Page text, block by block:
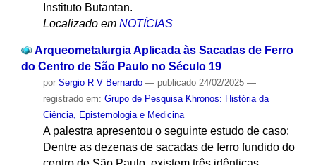
Instituto Butantan.
Localizado em NOTÍCIAS
Arqueometalurgia Aplicada às Sacadas de Ferro
do Centro de São Paulo no Século 19
por Sergio R V Bernardo — publicado24/02/2025 —
registrado em: Grupo de Pesquisa Khronos: História da
Ciência, Epistemologia e Medicina
A palestra apresentou o seguinte estudo de caso:
Dentre as dezenas de sacadas de ferro fundido do